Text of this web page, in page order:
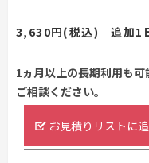
Kids amusement business
Franchise business
まちづくり事業
Community Development
3,630円(税込) 追加1
1ヵ月以上の長期利用も
ご相談ください。
お見積りリストに